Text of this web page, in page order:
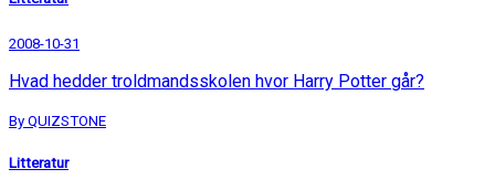
2008-10-31
Hvad hedder troldmandsskolen hvor Harry Potter går?
By QUIZSTONE
Litteratur